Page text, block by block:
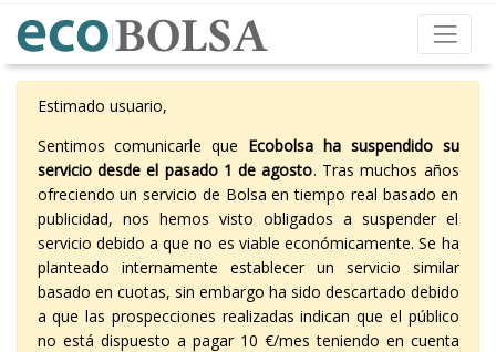
Estimado usuario,
Sentimos comunicarle que Ecobolsa ha suspendido su
servicio desde el pasado 1 de agosto. Tras muchos años
ofreciendo un servicio de Bolsa en tiempo real basado en
publicidad, nos hemos visto obligados a suspender el
servicio debido a que no es viable económicamente. Se ha
planteado internamente establecer un servicio similar
basado en cuotas, sin embargo ha sido descartado debido
a que las prospecciones realizadas indican que el público
no está dispuesto a pagar 10 €/mes teniendo en cuenta